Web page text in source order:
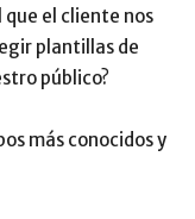
el cliente nos
plantillas de
público?
más conocidos y